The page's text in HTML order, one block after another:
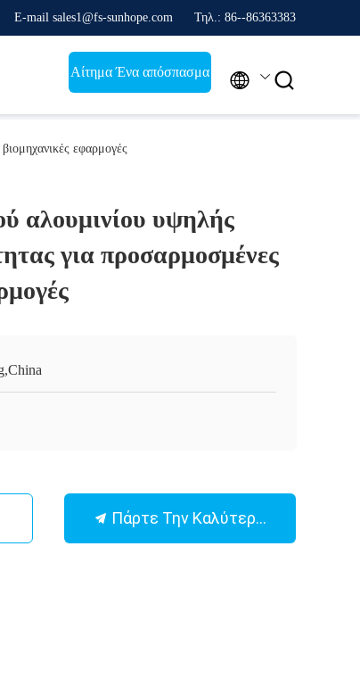
E-mail sales1@fs-sunhope.com Τηλ.: 86--86363383
Αίτημα Ένα απόσπασμα  
εφαρμογές
αλουμινίου υψηλής
για προσαρμοσμένες
Πάρτε Την Καλύτερη Τιμή